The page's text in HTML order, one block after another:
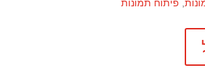
, פיתוח תמונות